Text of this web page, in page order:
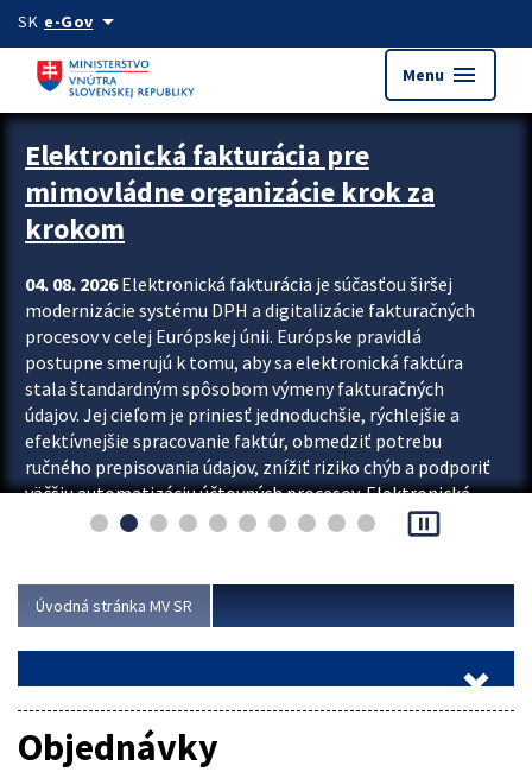
Preskocit na hlavný obsah
SK e-Govarrow_drop_down
Menu menu
Zastavit automatický posun upútavok
Elektronická fakturácia pre
mimovládne organizácie krok za
krokom
04. 08. 2026Elektronická fakturácia je súčasťou širšej
modernizácie systému DPH a digitalizácie fakturačných
procesov v celej Európskej únii. Európske pravidlá
postupne smerujú k tomu, aby sa elektronická faktúra
stala štandardným spôsobom výmeny fakturačných
údajov. Jej cieľom je priniesť jednoduchšie, rýchlejšie a
efektívnejšie spracovanie faktúr, obmedziť potrebu
ručného prepisovania údajov, znížiť riziko chýb a podporiť
väčšiu automatizáciu účtovných procesov. Elektronická
fakturácia preto nepredstavuje...
pause_presentation
Úvodná stránka MV SR
Objednávky